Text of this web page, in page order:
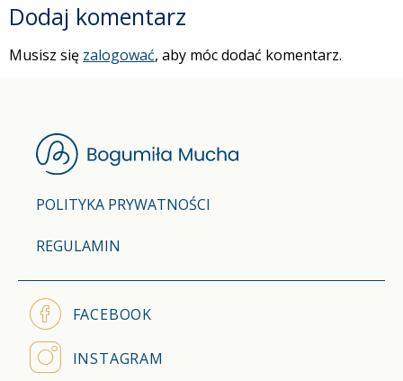
Dodaj komentarz
Musisz się zalogować, aby móc dodać komentarz.
POLITYKA PRYWATNOŚCI
REGULAMIN
FACEBOOK
INSTAGRAM